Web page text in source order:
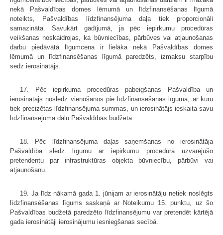
nekā Pašvaldības domes lēmumā un līdzfinansēšanas līgumā
noteikts, Pašvaldības līdzfinansējuma daļa tiek proporcionāli
samazināta. Savukārt gadījumā, ja pēc iepirkumu procedūras
veikšanas noskaidrojas, ka būvniecības, pārbūves vai atjaunošanas
darbu piedāvātā līgumcena ir lielāka nekā Pašvaldības domes
lēmumā un līdzfinansēšanas līgumā paredzēts, izmaksu starpību
sedz ierosinātājs.
17. Pēc iepirkuma procedūras pabeigšanas Pašvaldība un
ierosinātājs noslēdz vienošanos pie līdzfinansēšanas līguma, ar kuru
tiek precizētas līdzfinansējuma summas, un ierosinātājs ieskaita savu
līdzfinansējuma daļu Pašvaldības budžetā.
18. Pēc līdzfinansējuma daļas saņemšanas no ierosinātāja
Pašvaldība slēdz līgumu ar iepirkumu procedūrā uzvarējušo
pretendentu par infrastruktūras objekta būvniecību, pārbūvi vai
atjaunošanu.
19. Ja līdz nākamā gada 1. jūnijam ar ierosinātāju netiek noslēgts
līdzfinansēšanas līgums saskaņā ar Noteikumu 15. punktu, uz šo
Pašvaldības budžetā paredzēto līdzfinansējumu var pretendēt kārtējā
gada ierosinātāji ierosinājumu iesniegšanas secībā.